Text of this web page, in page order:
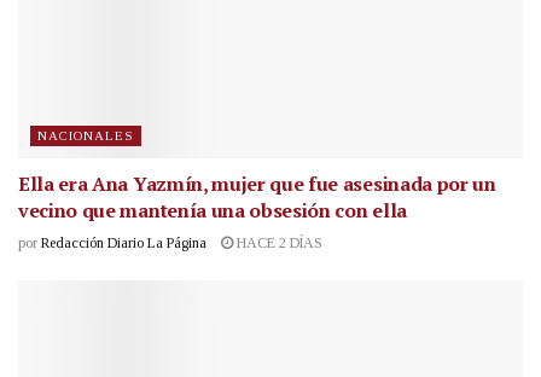
NACIONALES
Ella era Ana Yazmín, mujer que fue asesinada por un
vecino que mantenía una obsesión con ella
por Redacción Diario La Página HACE 2 DÍAS